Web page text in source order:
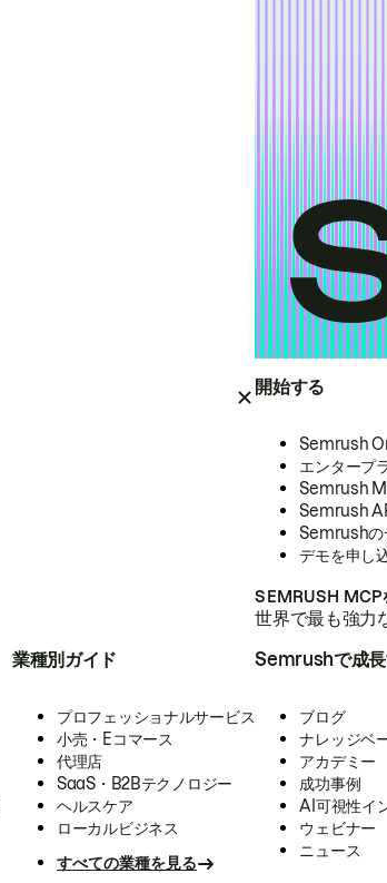
開始する
Semrush
エンタープ
Semrush
Semrush
Semrushの
デモを申し
SEMRUSH MCP
世界で最も強力
業種別ガイド
プロフェッショナルサービス
小売・Eコマース
代理店
SaaS・B2Bテクノロジー
ヘルスケア
ローカルビジネス
すべての業種を見る
Semrushで成
ブログ
ナレッジベ
アカデミー
成功事例
AI可視性イ
ウェビナー
ニュース